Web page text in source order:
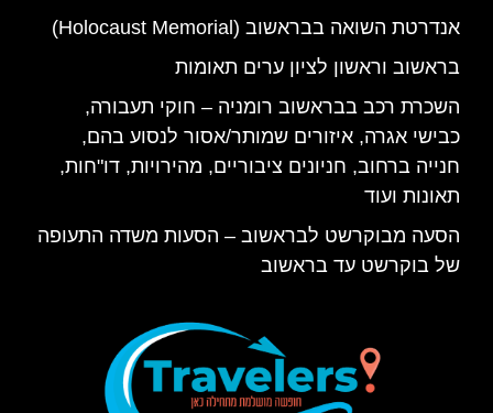
אנדרטת השואה בבראשוב (Holocaust Memorial)
בראשוב וראשון לציון ערים תאומות
השכרת רכב בבראשוב רומניה – חוקי תעבורה,
כבישי אגרה, איזורים שמותר/אסור לנסוע בהם,
חנייה ברחוב, חניונים ציבוריים, מהירויות, דו"חות,
תאונות ועוד
הסעה מבוקרשט לבראשוב – הסעות משדה התעופה
של בוקרשט עד בראשוב